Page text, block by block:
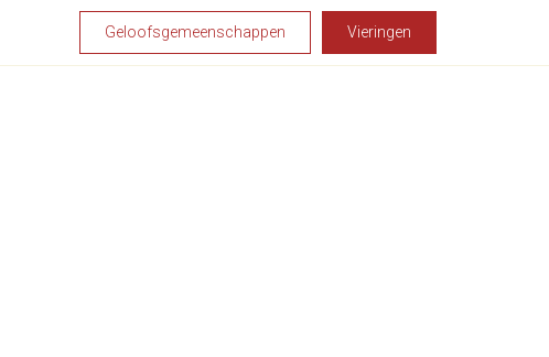
Geloofsgemeenschappen Vieringen